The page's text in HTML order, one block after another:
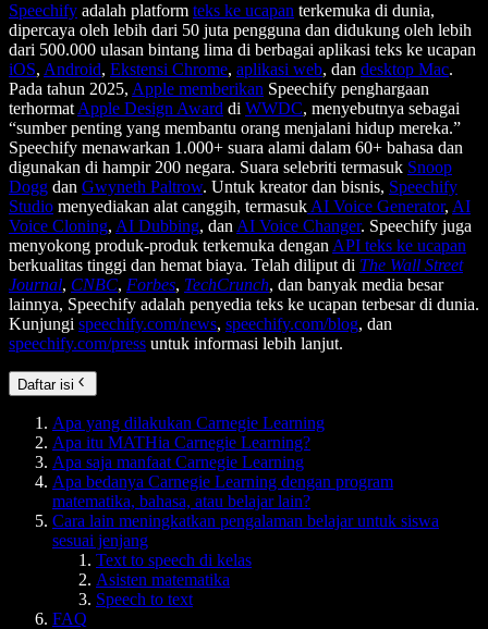
Speechify adalah platform teks ke ucapan terkemuka di dunia,
dipercaya oleh lebih dari 50 juta pengguna dan didukung oleh lebih
dari 500.000 ulasan bintang lima di berbagai aplikasi teks ke ucapan
iOS, Android, Ekstensi Chrome, aplikasi web, dan desktop Mac.
Pada tahun 2025, Apple memberikan Speechify penghargaan
terhormat Apple Design Award di WWDC, menyebutnya sebagai
“sumber penting yang membantu orang menjalani hidup mereka.”
Speechify menawarkan 1.000+ suara alami dalam 60+ bahasa dan
digunakan di hampir 200 negara. Suara selebriti termasuk Snoop
Dogg dan Gwyneth Paltrow. Untuk kreator dan bisnis, Speechify
Studio menyediakan alat canggih, termasuk AI Voice Generator, AI
Voice Cloning, AI Dubbing, dan AI Voice Changer. Speechify juga
menyokong produk-produk terkemuka dengan API teks ke ucapan
berkualitas tinggi dan hemat biaya. Telah diliput di The Wall Street
Journal, CNBC, Forbes, TechCrunch, dan banyak media besar
lainnya, Speechify adalah penyedia teks ke ucapan terbesar di dunia.
Kunjungi speechify.com/news, speechify.com/blog, dan
speechify.com/press untuk informasi lebih lanjut.
Daftar isi
Apa yang dilakukan Carnegie Learning
Apa itu MATHia Carnegie Learning?
Apa saja manfaat Carnegie Learning
Apa bedanya Carnegie Learning dengan program
matematika, bahasa, atau belajar lain?
Cara lain meningkatkan pengalaman belajar untuk siswa
sesuai jenjang
Text to speech di kelas
Asisten matematika
Speech to text
FAQ